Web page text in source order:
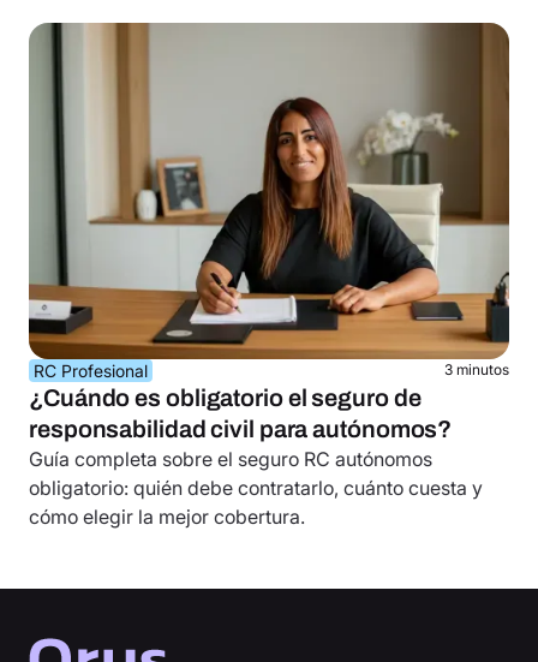
RC Profesional 3 minutos
¿Cuándo es obligatorio el seguro de
responsabilidad civil para autónomos?
Guía completa sobre el seguro RC autónomos
obligatorio: quién debe contratarlo, cuánto cuesta y
cómo elegir la mejor cobertura.